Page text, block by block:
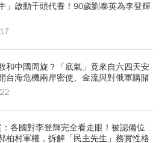
」啟動千頭代養！90歲劉泰英為李登輝
和中國周旋？「底氣」竟來自六四天安
台海危機兩岸密使、金流與對俄軍購賭
：各國對李登輝完全看走眼！被認備位
柏村軍權，拆解「民主先生」務實性格